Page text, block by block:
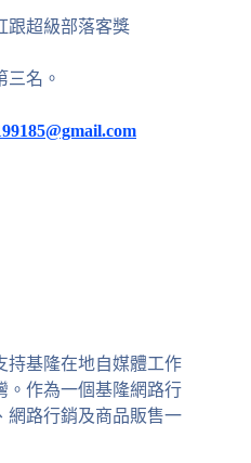
跟超級部落客獎
三名。
持基隆在地自媒體工作
。作為一個基隆網路行
網路行銷及商品販售一